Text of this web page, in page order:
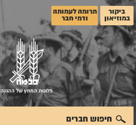
ביקור
במוזיאון
תרומה לעמותה
ודמי חבר
פלוגות המחץ של ההגנה
חיפוש חברים